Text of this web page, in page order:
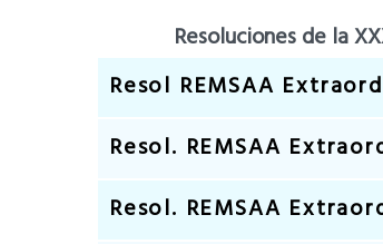
Resoluciones de la
Resol REMSAA
Resol. REMSAA
Resol. REMSAA